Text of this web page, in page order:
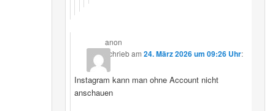
anon
schriebam24. März 2026 um 09:26 Uhr:
Instagram kann man ohne Account nicht
anschauen